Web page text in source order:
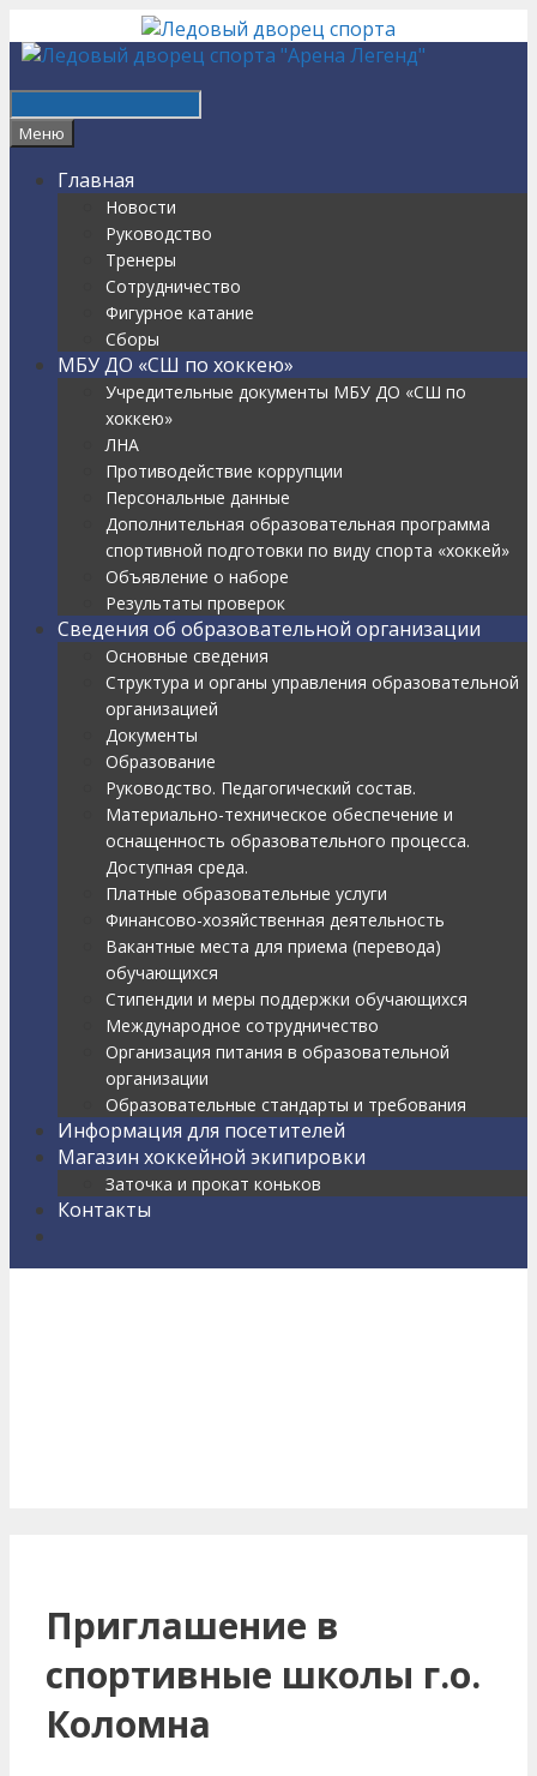
Перейти
Найти
Меню
Главная
Новости
Руководство
Тренеры
Сотрудничество
Фигурное катание
Сборы
МБУ ДО «СШ по хоккею»
Учредительные документы МБУ ДО «СШ по
хоккею»
ЛНА
Противодействие коррупции
Персональные данные
Дополнительная образовательная программа
спортивной подготовки по виду спорта «хоккей»
Объявление о наборе
Результаты проверок
Сведения об образовательной организации
Основные сведения
Структура и органы управления образовательной
организацией
Документы
Образование
Руководство. Педагогический состав.
Материально-техническое обеспечение и
оснащенность образовательного процесса.
Доступная среда.
Платные образовательные услуги
Финансово-хозяйственная деятельность
Вакантные места для приема (перевода)
обучающихся
Стипендии и меры поддержки обучающихся
Международное сотрудничество
Организация питания в образовательной
организации
Образовательные стандарты и требования
Информация для посетителей
Магазин хоккейной экипировки
Заточка и прокат коньков
Контакты
Приглашение в
спортивные школы г.о.
Коломна